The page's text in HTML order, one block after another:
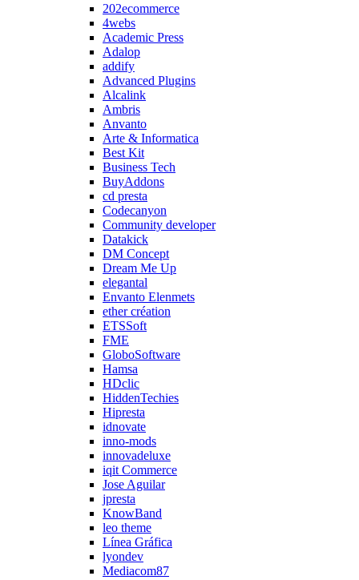
202ecommerce
4webs
Academic Press
Adalop
addify
Advanced Plugins
Alcalink
Ambris
Anvanto
Arte & Informatica
Best Kit
Business Tech
BuyAddons
cd presta
Codecanyon
Community developer
Datakick
DM Concept
Dream Me Up
elegantal
Envanto Elenmets
ether création
ETSSoft
FME
GloboSoftware
Hamsa
HDclic
HiddenTechies
Hipresta
idnovate
inno-mods
innovadeluxe
iqit Commerce
Jose Aguilar
jpresta
KnowBand
leo theme
Línea Gráfica
lyondev
Mediacom87